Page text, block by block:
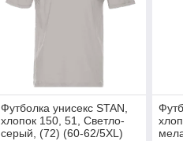
Футболка унисекс STAN,
хлопок 150, 51, Светло-
серый, (72) (60-62/5XL)